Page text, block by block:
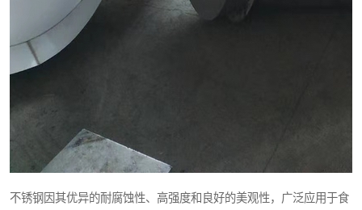
不锈钢因其优异的耐腐蚀性、高强度和良好的美观性，广泛应用于食